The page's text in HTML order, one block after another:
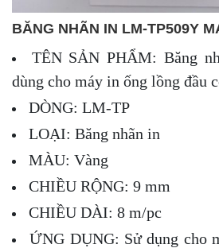
BĂNG NHÃN IN LM-TP509Y
TÊN SẢN PHẨM: Băng
dùng cho máy in ống lồng đầu
DÒNG: LM-TP
LOẠI: Băng nhãn in
MÀU: Vàng
CHIỀU RỘNG: 9 mm
CHIỀU DÀI: 8 m/pc
ỨNG DỤNG: Sử dụng cho